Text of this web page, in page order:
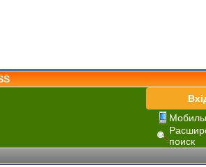
поиск